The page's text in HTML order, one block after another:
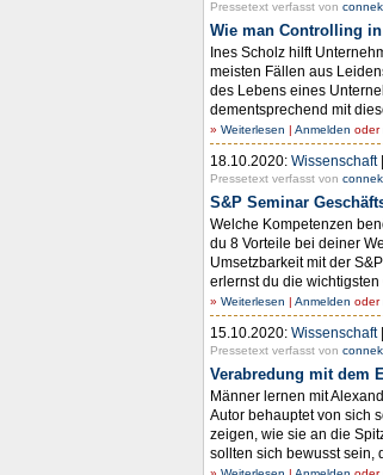
Pressetext verfasst von
Wie man Controlling
Ines Scholz hilft
meisten Fällen aus
des Lebens eines
dementsprechend mit
» Weiterlesen | Anmelden oder
18.10.2020: Wissenschaft|
Pressetext verfasst von
S&P Seminar
Welche Kompetenzen
du 8 Vorteile bei deiner
Umsetzbarkeit mit der
erlernst du die wichtigsten
» Weiterlesen | Anmelden oder
15.10.2020: Wissenschaft|
Pressetext verfasst von
Verabredung mit dem
Männer lernen mit
Autor behauptet von sich
zeigen, wie sie an die
sollten sich bewusst sein,